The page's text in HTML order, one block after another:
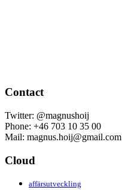
Contact
Twitter: @magnushoij
Phone: +46 703 10 35 00
Mail: magnus.hoij@gmail.com
Cloud
affärsutveckling